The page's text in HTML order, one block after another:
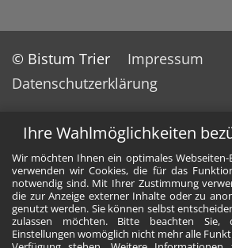
Ihre Wahlmöglichkeiten
Wir möchten Ihnen ein optimales Webseiten-
verwenden wir Cookies, die für das
notwendig sind. Mit Ihrer Zustimmung
die zur Anzeige externer Inhalte oder zu
genutzt werden. Sie können selbst
zulassen möchten. Bitte beachten
Einstellungen womöglich nicht mehr alle
© Bistum Trier
Impressum
Datenschutzerklärung